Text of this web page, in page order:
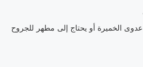
الخميرة أو يحتاج إلى مطهر للجروح